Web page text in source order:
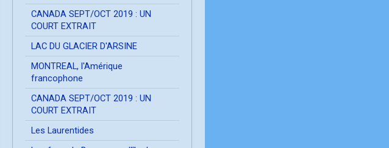
CANADA SEPT/OCT 2019 : UN
COURT EXTRAIT
LAC DU GLACIER D'ARSINE
MONTREAL, l'Amérique
francophone
CANADA SEPT/OCT 2019 : UN
COURT EXTRAIT
Les Laurentides